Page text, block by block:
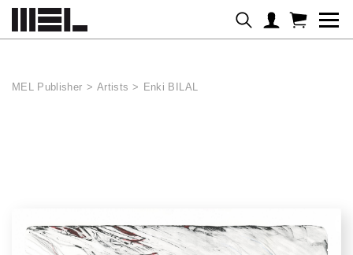
MEL Publisher > Artists > Enki BILAL
Cookies management panel